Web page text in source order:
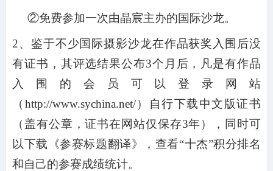
②免费参加一次由晶宸主办的国际沙龙。
2、鉴于不少国际摄影沙龙在作品获奖入围后没
有证书，其评选结果公布3个月后，凡是有作品
入围的会员可以登录网站
（http://www.sychina.net/）自行下载中文版证书
（盖有公章，证书在网站仅保存3年），同时可
以下载《参赛标题翻译》，查看“十杰”积分排名
和自己的参赛成绩统计。